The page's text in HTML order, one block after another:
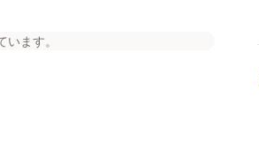
ます。